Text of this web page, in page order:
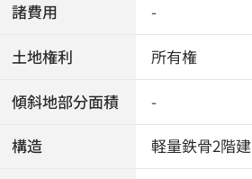
諸費用 -
土地権利 所有権
傾斜地部分面積 -
構造 軽量鉄骨2階建